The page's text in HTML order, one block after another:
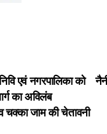
एवं नगरपालिका को
का अविलंब
जाम की चेतावनी